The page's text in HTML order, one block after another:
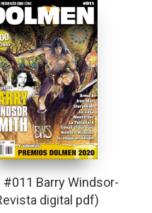
#011 Barry Windsor-
digital pdf)